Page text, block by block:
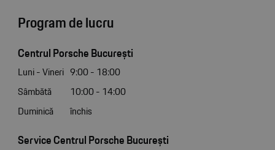
Program de lucru
Centrul Porsche București
Luni - Vineri 9:00 - 18:00
Sâmbătă
10:00 - 14:00
Duminică
închis
Service Centrul Porsche București